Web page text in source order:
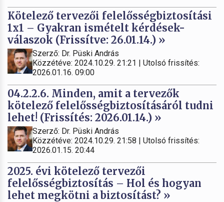
Kötelező tervezői felelősségbiztosítási
1x1 – Gyakran ismételt kérdések-
válaszok (Frissítve: 26.01.14.) »
Szerző: Dr. Püski András
Közzétéve: 2024.10.29. 21:21 | Utolsó frissítés:
2026.01.16. 09:00
04.2.2.6. Minden, amit a tervezők
kötelező felelősségbiztosításáról tudni
lehet! (Frissítés: 2026.01.14.) »
Szerző: Dr. Püski András
Közzétéve: 2024.10.29. 21:58 | Utolsó frissítés:
2026.01.15. 20:44
2025. évi kötelező tervezői
felelősségbiztosítás – Hol és hogyan
lehet megkötni a biztosítást? »